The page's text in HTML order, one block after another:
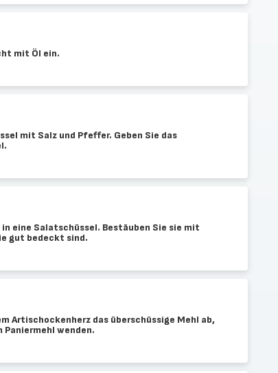
mit Öl ein.
mit Salz und Pfeffer. Geben Sie das
eine Salatschüssel. Bestäuben Sie sie mit
gut bedeckt sind.
Artischockenherz das überschüssige Mehl ab,
Paniermehl wenden.